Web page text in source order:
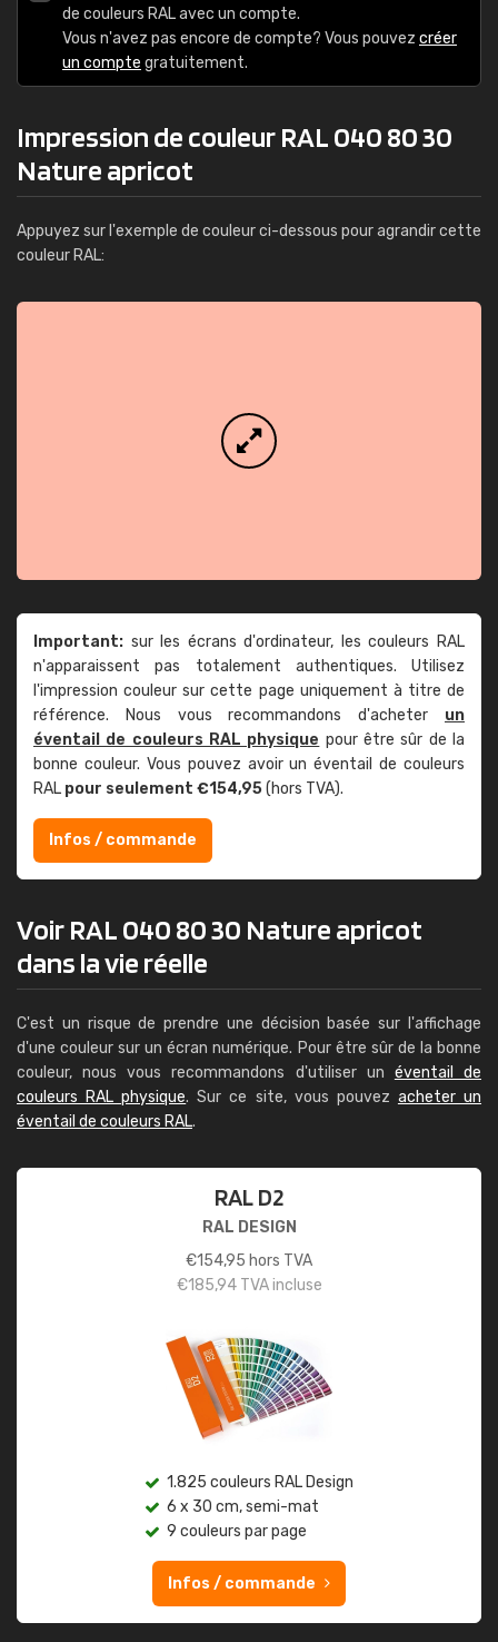
de couleurs RAL avec un compte.
Vous n'avez pas encore de compte? Vous pouvez créer
un compte gratuitement.
Impression de couleur RAL 040 80 30
Nature apricot
Appuyez sur l'exemple de couleur ci-dessous pour agrandir cette
couleur RAL:
Important: sur les écrans d'ordinateur, les couleurs RAL
n'apparaissent pas totalement authentiques. Utilisez
l'impression couleur sur cette page uniquement à titre de
référence. Nous vous recommandons d'acheter un
éventail de couleurs RAL physique pour être sûr de la
bonne couleur. Vous pouvez avoir un éventail de couleurs
RAL pour seulement €154,95(hors TVA).
Infos / commande
Voir RAL 040 80 30 Nature apricot
dans la vie réelle
C'est un risque de prendre une décision basée sur l'affichage
d'une couleur sur un écran numérique. Pour être sûr de la bonne
couleur, nous vous recommandons d'utiliser un éventail de
couleurs RAL physique. Sur ce site, vous pouvez acheter un
éventail de couleurs RAL.
RAL D2
RAL DESIGN
€154,95 hors TVA
€185,94TVA incluse
1.825 couleurs RAL Design
6 x 30 cm, semi-mat
9 couleurs par page
Infos / commande